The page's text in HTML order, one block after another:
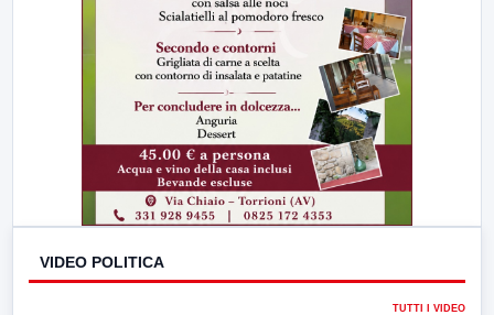
VIDEO POLITICA
TUTTI I VIDEO